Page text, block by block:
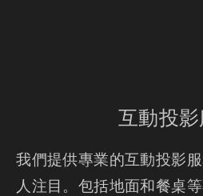
互動投
我們提供專業的互動投影
人注目。包括地面和餐桌